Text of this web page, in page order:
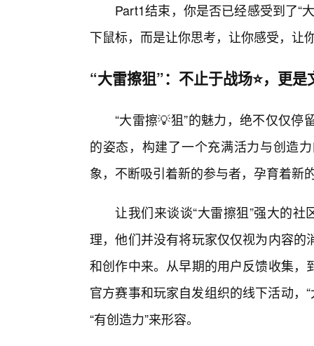
Part1结束，你是否已经感受到了“
下鼠标，而是让你思考，让你感受，让
“大雷擦狙”：不止于战场⭐，更
“大雷擦💡狙”的魅力，绝不仅仅
的姿态，构建了一个充满活力与创造
象，不断吸引着新的参与者，孕育着新
让我们来谈谈“大雷擦狙”强大的
理，他们并没有将玩家仅仅视为内容
和创作中来。从早期的用户反馈收集
官方赛事和玩家自发组织的线下活动，
“有创造力”来形容。